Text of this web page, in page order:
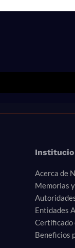
Acerca de
Memorias
Entidades
Certificado
Beneficios